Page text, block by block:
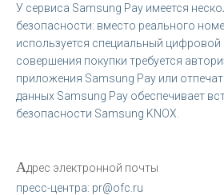
У сервиса Samsung Pay имеется
безопасности: вместо реального
используется специальный цифровой
совершения покупки требуется
приложения Samsung Pay или
данных Samsung Pay обеспечивает
безопасности Samsung KNOX.
Адрес электронной почты
пресс-центра: pr@ofc.ru